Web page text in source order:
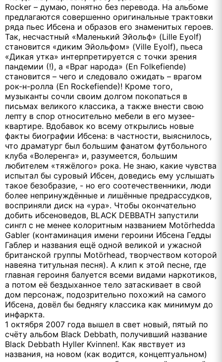
Rocker – думаю, понятно без перевода. На альбоме
предлагаются совершенно оригинальные трактовки
ряда пьес Ибсена и образов его знаменитых героев.
Так, несчастный «Маленький Эйольф» (Lille Eyolf)
становится «диким Эйольфом» (Ville Eyolf), пьеса
«Дикая утка» интерпретируется с точки зрения
пандемии (!), а «Враг народа» (En Folkefiende)
становится – чего и следовало ожидать – врагом
рок-н-ролла (En Rockefiende)! Кроме того,
музыканты сочли своим долгом покопаться в
письмах великого классика, а также внести свою
лепту в спор относительно мебели в его музее-
квартире. Вдобавок ко всему открылись новые
факты биографии Ибсена: в частности, выяснилось,
что драматург был большим фанатом футбольного
клуба «Волеренга» и, разумеется, большим
любителем «тяжёлого» рока. Не знаю, какие чувства
испытал бы суровый Ибсен, доведись ему услышать
такое безобразие, - но его соотечественники, люди
более непринуждённые и лишённые предрассудков,
восприняли диск на «ура». Чтобы окончательно
добить ибсеноведов, BLACK DEBBATH запустили
сингл с не менее колоритным названием Motörhedda
Gabler (контаминация имени героини Ибсена Гедды
Габлер и названия ещё одной великой и ужасной
британской группы Motörhead, творчеством которой
навеяна титульная песня). А клип к этой песне, где
главная героиня балуется всеми видами наркотиков,
а потом её бездыханное тело затаскивает в свой
дом персонаж, подозрительно похожий на самого
Ибсена, довёл бы беднягу классика как минимум до
инфаркта.
1 октября 2007 года вышел в свет новый, пятый по
счёту альбом Black Debbath, получивший название
Black Debbath Hyller Kvinnen!. Как явствует из
названия, на новом (как водится, концептуальном)